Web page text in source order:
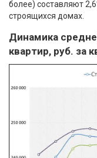
более) составляют
строящихся домах.
Динамика
квартир, руб. за